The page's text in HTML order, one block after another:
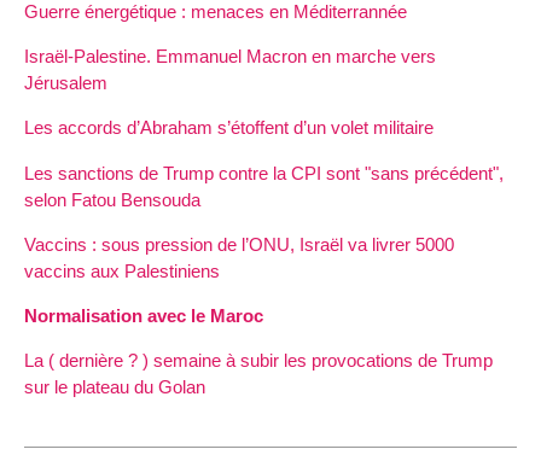
Guerre énergétique : menaces en Méditerrannée
Israël-Palestine. Emmanuel Macron en marche vers
Jérusalem
Les accords d’Abraham s’étoffent d’un volet militaire
Les sanctions de Trump contre la CPI sont "sans précédent",
selon Fatou Bensouda
Vaccins : sous pression de l’ONU, Israël va livrer 5000
vaccins aux Palestiniens
Normalisation avec le Maroc
La ( dernière ? ) semaine à subir les provocations de Trump
sur le plateau du Golan